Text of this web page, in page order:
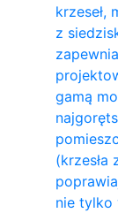
krzeseł,
z
gamą
(krzesła
nie tylko